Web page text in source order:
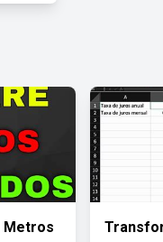
Metros